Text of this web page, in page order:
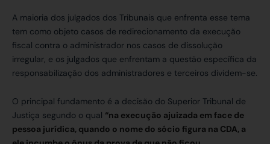
A maioria dos julgados dos Tribunais que enfrenta esse tema
tem como objeto casos de redirecionamento da execução
fiscal contra o administrador nos casos de dissolução
irregular, e os julgados que enfrentam a questão específica da
responsabilização dos administradores e terceiros dividem-se.
O principal fundamento é a decisão do Superior Tribunal de
Justiça segundo o qual “na execução ajuizada em face de
pessoa jurídica, quando o nome do sócio figura na CDA, a